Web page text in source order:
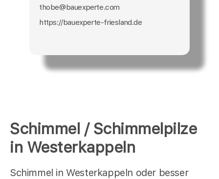
Schimmel / Schimmelpilze
in Westerkappeln
Schimmel in Westerkappeln oder besser
thobe@bauexperte.com
https://bauexperte-friesland.de